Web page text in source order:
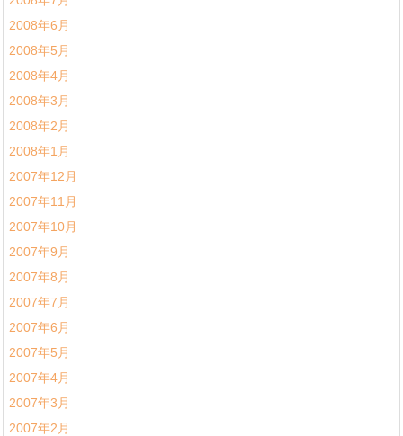
2008年6月
2008年5月
2008年4月
2008年3月
2008年2月
2008年1月
2007年12月
2007年11月
2007年10月
2007年9月
2007年8月
2007年7月
2007年6月
2007年5月
2007年4月
2007年3月
2007年2月